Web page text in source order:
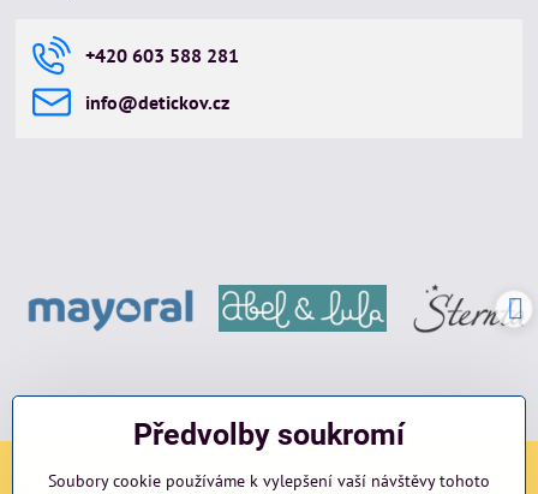
+420 603 588 281
info​@detickov​.cz
Předvolby soukromí
Soubory cookie používáme k vylepšení vaší návštěvy tohoto